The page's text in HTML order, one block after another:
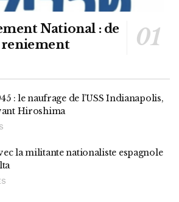
National : de
: le naufrage de l’USS Indianapolis,
Hiroshima
la militante nationaliste espagnole